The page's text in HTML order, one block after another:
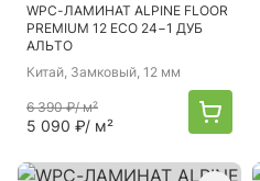
WPC-ЛАМИНАТ ALPINE FLOOR
PREMIUM 12 ECO 24−1 ДУБ
АЛЬТО
Китай, Замковый, 12 мм
6 390 ₽/ м²
5 090 ₽/ м²